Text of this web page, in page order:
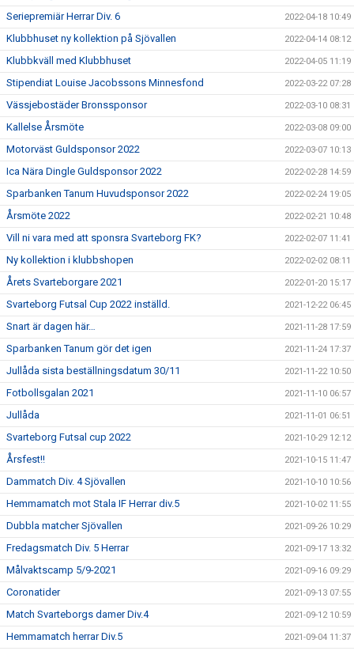
Seriepremiär Herrar Div. 6 2022-04-18 10:49
Klubbhuset ny kollektion på Sjövallen 2022-04-14 08:12
Klubbkväll med Klubbhuset 2022-04-05 11:19
Stipendiat Louise Jacobssons Minnesfond 2022-03-22 07:28
Vässjebostäder Bronssponsor 2022-03-10 08:31
Kallelse Årsmöte 2022-03-08 09:00
Motorväst Guldsponsor 2022 2022-03-07 10:13
Ica Nära Dingle Guldsponsor 2022 2022-02-28 14:59
Sparbanken Tanum Huvudsponsor 2022 2022-02-24 19:05
Årsmöte 2022 2022-02-21 10:48
Vill ni vara med att sponsra Svarteborg FK? 2022-02-07 11:41
Ny kollektion i klubbshopen 2022-02-02 08:11
Årets Svarteborgare 2021 2022-01-20 15:17
Svarteborg Futsal Cup 2022 inställd. 2021-12-22 06:45
Snart är dagen här… 2021-11-28 17:59
Sparbanken Tanum gör det igen 2021-11-24 17:37
Jullåda sista beställningsdatum 30/11 2021-11-22 10:50
Fotbollsgalan 2021 2021-11-10 06:57
Jullåda 2021-11-01 06:51
Svarteborg Futsal cup 2022 2021-10-29 12:12
Årsfest!! 2021-10-15 11:47
Dammatch Div. 4 Sjövallen 2021-10-10 10:56
Hemmamatch mot Stala IF Herrar div.5 2021-10-02 11:55
Dubbla matcher Sjövallen 2021-09-26 10:29
Fredagsmatch Div. 5 Herrar 2021-09-17 13:32
Målvaktscamp 5/9-2021 2021-09-16 09:29
Coronatider 2021-09-13 07:55
Match Svarteborgs damer Div.4 2021-09-12 10:59
Hemmamatch herrar Div.5 2021-09-04 11:37